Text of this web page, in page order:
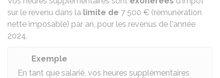
sur le revenu dans la limite de 7 500 € (rémunération
nette imposable) par an, pour les revenus de l'année
2024.
Exemple
En tant que salarié, vos heures supplémentaires